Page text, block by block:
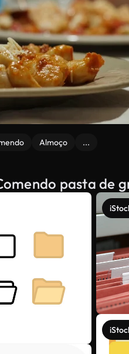
Almoço ...
pasta de